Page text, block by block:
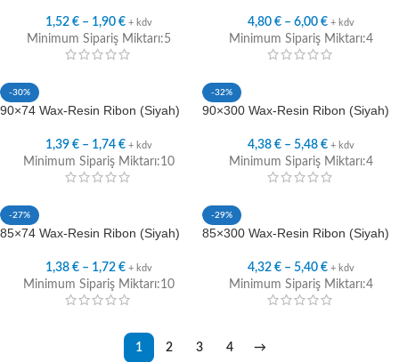
1,52 € – 1,90 € + kdv
Minimum Sipariş Miktarı:5
4,80 € – 6,00 € + kdv
Minimum Sipariş Miktarı:4
-30%
90×74 Wax-Resin Ribon (Siyah)
1,39 € – 1,74 € + kdv
Minimum Sipariş Miktarı:10
-32%
90×300 Wax-Resin Ribon (Siyah)
4,38 € – 5,48 € + kdv
Minimum Sipariş Miktarı:4
-27%
85×74 Wax-Resin Ribon (Siyah)
1,38 € – 1,72 € + kdv
Minimum Sipariş Miktarı:10
-29%
85×300 Wax-Resin Ribon (Siyah)
4,32 € – 5,40 € + kdv
Minimum Sipariş Miktarı:4
1 2 3 4 →